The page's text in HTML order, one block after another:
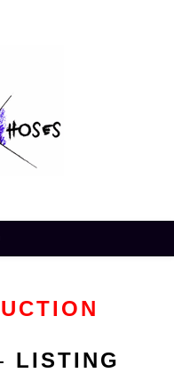
LISTING